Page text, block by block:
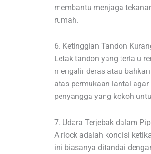
membantu menjaga
rumah.
6. Ketinggian Tandon
Letak tandon yang terlalu
mengalir deras atau
atas permukaan lantai
penyangga yang kokoh
7. Udara Terjebak dalam
Airlock adalah kondisi
ini biasanya ditandai